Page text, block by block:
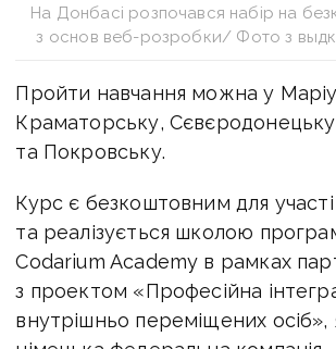
На Донбасі розпочався набір на
з основ веб-розробки/ Фото з
Пройти навчання можна у
Краматорську, Сєвєродонецьку
та Покровську.
Курс є безкоштовним для участі
та реалізується школою
Codarium Academy в рамках
з проектом «Професійна
внутрішньо переміщених осіб»,